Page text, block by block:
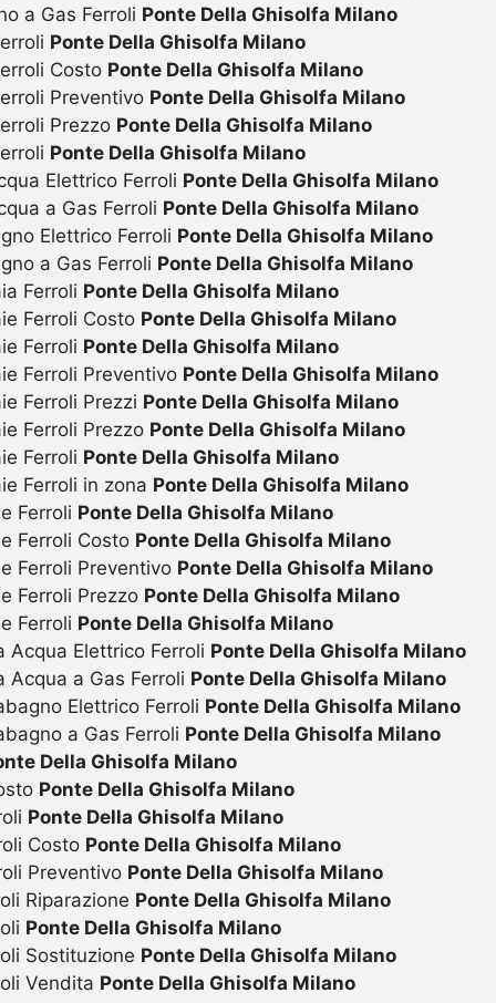
a Gas Ferroli Ponte Della Ghisolfa Milano
Ponte Della Ghisolfa Milano
Costo Ponte Della Ghisolfa Milano
Preventivo Ponte Della Ghisolfa Milano
Prezzo Ponte Della Ghisolfa Milano
Ponte Della Ghisolfa Milano
Elettrico Ferroli Ponte Della Ghisolfa Milano
a Gas Ferroli Ponte Della Ghisolfa Milano
Elettrico Ferroli Ponte Della Ghisolfa Milano
a Gas Ferroli Ponte Della Ghisolfa Milano
Ferroli Ponte Della Ghisolfa Milano
Ferroli Costo Ponte Della Ghisolfa Milano
Ferroli Ponte Della Ghisolfa Milano
Ferroli Preventivo Ponte Della Ghisolfa Milano
Ferroli Prezzi Ponte Della Ghisolfa Milano
Ferroli Prezzo Ponte Della Ghisolfa Milano
Ferroli Ponte Della Ghisolfa Milano
Ferroli in zona Ponte Della Ghisolfa Milano
Ferroli Ponte Della Ghisolfa Milano
Ferroli Costo Ponte Della Ghisolfa Milano
Ferroli Preventivo Ponte Della Ghisolfa Milano
Ferroli Prezzo Ponte Della Ghisolfa Milano
Ferroli Ponte Della Ghisolfa Milano
Acqua Elettrico Ferroli Ponte Della Ghisolfa Milano
Acqua a Gas Ferroli Ponte Della Ghisolfa Milano
Elettrico Ferroli Ponte Della Ghisolfa Milano
a Gas Ferroli Ponte Della Ghisolfa Milano
Della Ghisolfa Milano
Ponte Della Ghisolfa Milano
Ponte Della Ghisolfa Milano
Costo Ponte Della Ghisolfa Milano
Preventivo Ponte Della Ghisolfa Milano
Riparazione Ponte Della Ghisolfa Milano
Ponte Della Ghisolfa Milano
Sostituzione Ponte Della Ghisolfa Milano
Vendita Ponte Della Ghisolfa Milano